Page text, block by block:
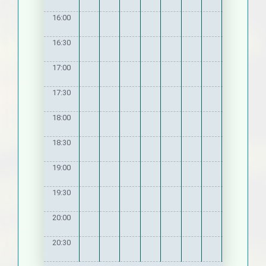
16:00
16:30
17:00
17:30
18:00
18:30
19:00
19:30
20:00
20:30